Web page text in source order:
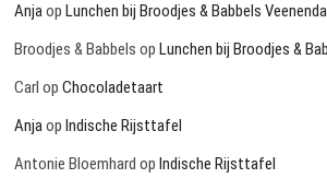
Anjaop Lunchen bij Broodjes & Babbels
Broodjes & Babbels op Lunchen bij Broodjes &
Carl opChocoladetaart
Anjaop Indische Rijsttafel
Antonie Bloemhard op Indische Rijsttafel